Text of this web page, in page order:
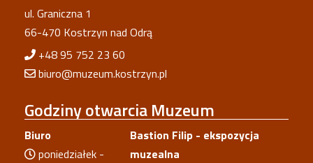
ul. Graniczna 1
66-470 Kostrzyn nad Odrą
+48 95 752 23 60
biuro@muzeum.kostrzyn.pl
Godzinyotwarcia Muzeum
Biuro
poniedziałek -
Bastion Filip - ekspozycja
muzealna